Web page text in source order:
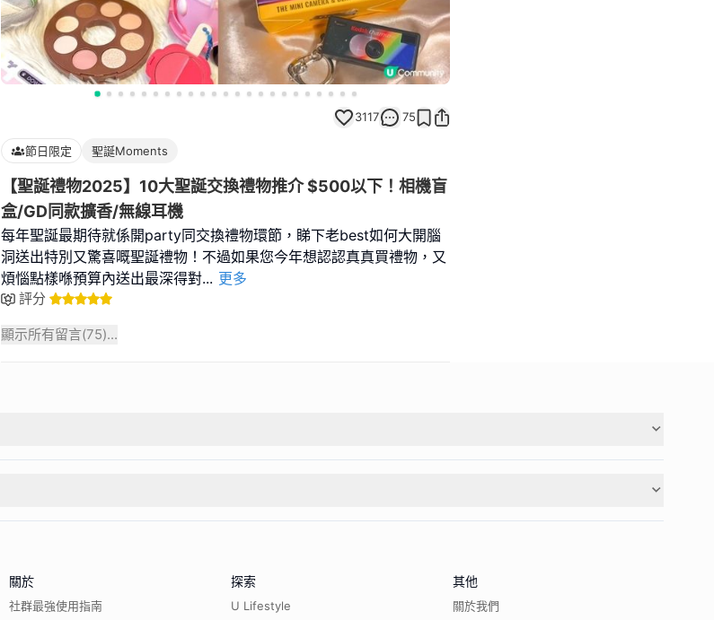
3117 75
節日限定 聖誕Moments
【聖誕禮物2025】10大聖誕交換禮物推介 $500以下！相機盲
盒/GD同款擴香/無線耳機
每年聖誕最期待就係開party同交換禮物環節，睇下老best如何大開腦
洞送出特別又驚喜嘅聖誕禮物！不過如果您今年想認認真真買禮物，又
煩惱點樣喺預算內送出最深得對... 更多
評分
顯示所有留言(75)...
關於
社群最強使用指南
探索
U Lifestyle
其他
關於我們